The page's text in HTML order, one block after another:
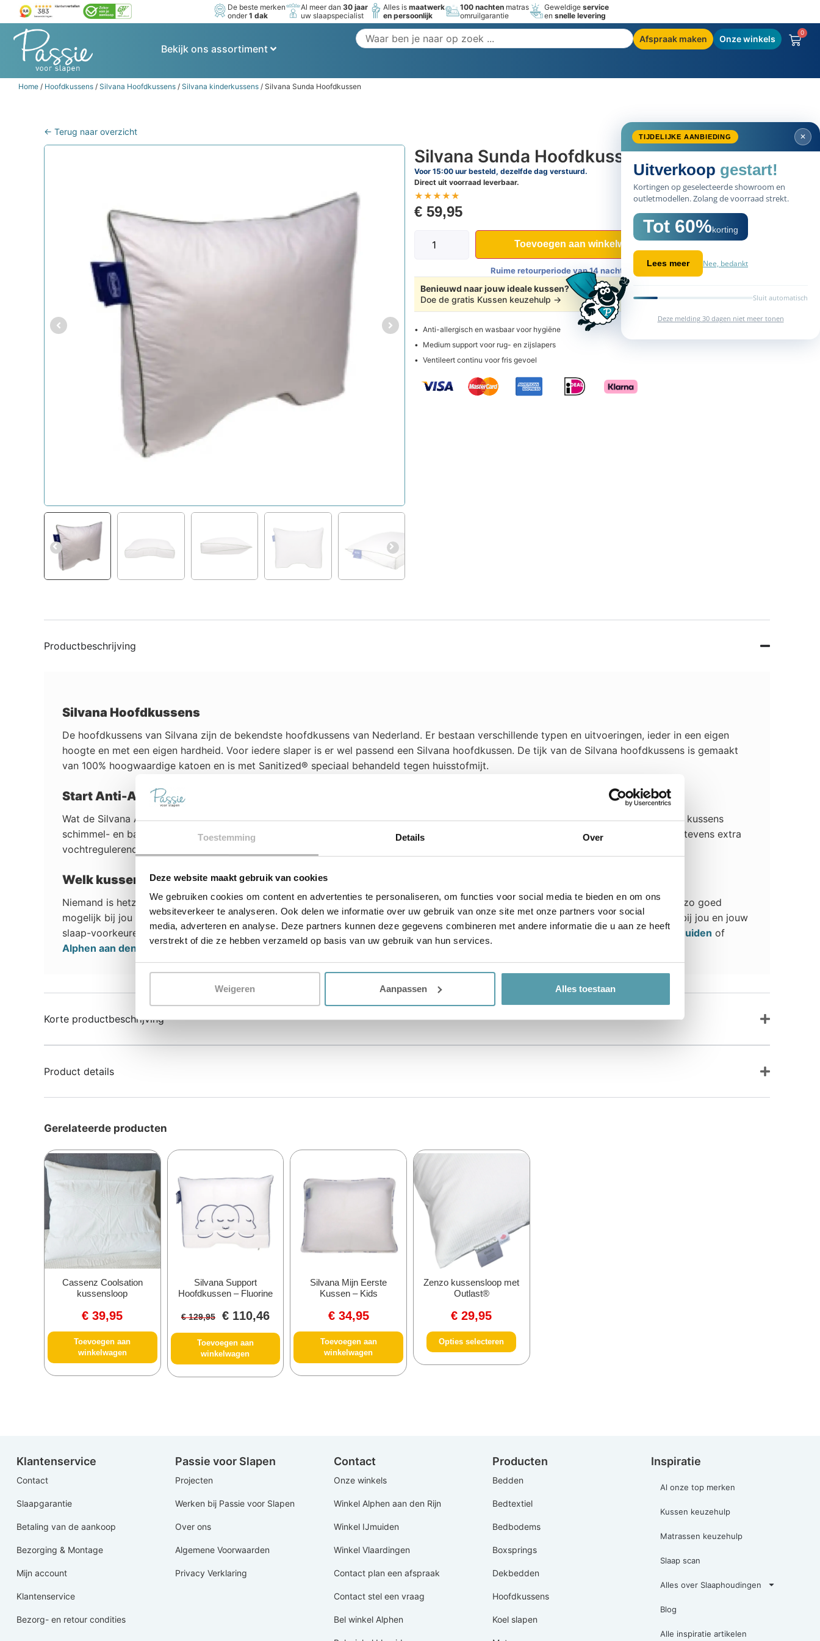
Toestemming Details Over
Deze website maakt gebruik van cookies
We gebruiken cookies om content en advertenties te personaliseren, om functies voor social media te bieden en om ons
websiteverkeer te analyseren. Ook delen we informatie over uw gebruik van onze site met onze partners voor social
media, adverteren en analyse. Deze partners kunnen deze gegevens combineren met andere informatie die u aan ze heeft
verstrekt of die ze hebben verzameld op basis van uw gebruik van hun services.
Weigeren Aanpassen Alles toestaan
De beste merken
onder1 dak
Al meer dan30 jaar
uw slaapspecialist
Alles ismaatwerk
en persoonlijk
100 nachten matras
omruilgarantie
Geweldigeservice
ensnelle levering
Bekijk ons assortiment
Afspraak maken Onze winkels
0
TIJDELIJKE AANBIEDING ✕
Uitverkoop gestart!
Kortingen op geselecteerde showroom en
outletmodellen. Zolang de voorraad strekt.
Tot 60%korting
Lees meer Nee, bedankt
Sluit automatisch
Deze melding 30 dagen niet meer tonen
Home / Hoofdkussens / Silvana Hoofdkussens / Silvana kinderkussens / Silvana Sunda Hoofdkussen
← Terug naar overzicht
Silvana Sunda Hoofdkussen
Voor 15:00 uur besteld, dezelfde dag verstuurd.
Direct uit voorraad leverbaar.
★★★★★
€ 59,95
Toevoegen aan winkelwagen
Ruime retourperiode van 14 nachten.
Benieuwd naar jouw ideale kussen?
Doe de gratis Kussen keuzehulp →
Anti-allergisch en wasbaar voor hygiëne
Medium support voor rug- en zijslapers
Ventileert continu voor fris gevoel
Productbeschrijving
Silvana Hoofdkussens
De hoofdkussens van Silvana zijn de bekendste hoofdkussens van Nederland. Er bestaan verschillende typen en uitvoeringen, ieder in een eigen
hoogte en met een eigen hardheid. Voor iedere slaper is er wel passend een Silvana hoofdkussen. De tijk van de Silvana hoofdkussens is gemaakt
van 100% hoogwaardige katoen en is met Sanitized® speciaal behandeld tegen huisstofmijt.
Start Anti-Allergisch
Wat de Silvana Anti-allergische hoofdkussens zo bijzonder maakt is de behandeling van de tijk met Sanitized® Actifresh. Dit maakt de kussens
schimmel- en bacterie-werend. Hierdoor kun je altijd fris en hygiënisch slapen. De werking van de Sanitized® Actifresh behandeling is tevens extra
vochtregulerend.
Welk kussen past bij mij?
Niemand is hetzelfde, er is daarom dus ook niet een hoofdkussen waar iedereen lekker op slaapt. Om een hoofdkussen te vinden wat zo goed
mogelijk bij jou past raden we je aan om onze kussenwijzer in te vullen. Deze helpt jou bij het vinden van een hoofdkussen wat past bij jou en jouw
slaap-voorkeuren. Toch liever advies van een van onze slaapexperts? Maak dan eenafspraak of kom even langs in onze winkel inIJmuiden of
Alphen aan den Rijn.
Korte productbeschrijving
Product details
Gerelateerde producten
Cassenz Coolsation
kussensloop
€ 39,95
Toevoegen aan
winkelwagen
Silvana Support
Hoofdkussen – Fluorine
€129,95 €110,46
Toevoegen aan
winkelwagen
Silvana Mijn Eerste
Kussen – Kids
€34,95
Toevoegen aan
winkelwagen
Zenzo kussensloop met
Outlast®
€ 29,95
Opties selecteren
Klantenservice
Contact
Slaapgarantie
Betaling van de aankoop
Bezorging & Montage
Mijn account
Klantenservice
Bezorg- en retour condities
Passie voor Slapen
Projecten
Werken bij Passie voor Slapen
Over ons
Algemene Voorwaarden
Privacy Verklaring
Contact
Onze winkels
Winkel Alphen aan den Rijn
Winkel IJmuiden
Winkel Vlaardingen
Contact plan een afspraak
Contact stel een vraag
Bel winkel Alphen
Producten
Bedden
Bedtextiel
Bedbodems
Boxsprings
Dekbedden
Hoofdkussens
Koel slapen
Inspiratie
Al onze top merken
Kussen keuzehulp
Matrassen keuzehulp
Slaap scan
Alles over Slaaphoudingen
Blog
Alle inspiratie artikelen